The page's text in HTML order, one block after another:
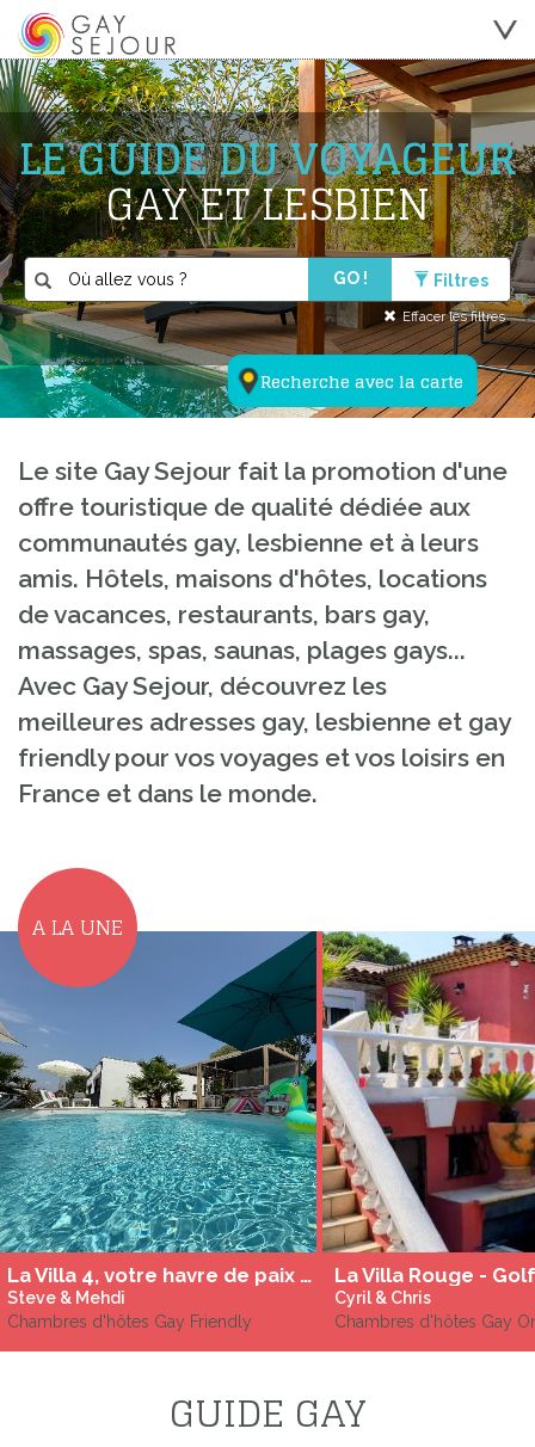
Recherche avec la carte
LE GUIDE DU VOYAGEUR
GAY ET LESBIEN
GO ! Filtres
Effacer les filtres
Le site Gay Sejour fait la promotion d'une
offre touristique de qualité dédiée aux
communautés gay, lesbienne et à leurs
amis. Hôtels, maisons d'hôtes, locations
de vacances, restaurants, bars gay,
massages, spas, saunas, plages gays...
Avec Gay Sejour, découvrez les
meilleures adresses gay, lesbienne et gay
friendly pour vos voyages et vos loisirs en
France et dans le monde.
A LA UNE
La Villa 4, votre havre de paix dans les Cévennes
Steve & Mehdi
Chambres d'hôtes Gay Friendly
Cyril & Chris
Chambres d'hôtes Gay
GUIDE GAY